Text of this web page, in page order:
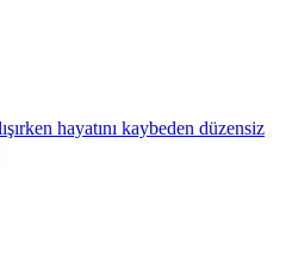
hayatını kaybeden düzensiz